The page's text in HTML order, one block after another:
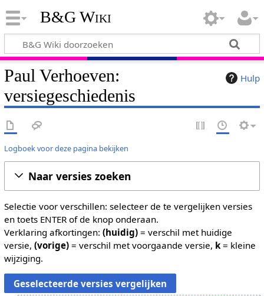
B&G Wiki
Hulp
Paul Verhoeven:
versiegeschiedenis
Logboek voor deze pagina bekijken
Naar versies zoeken
Selectie voor verschillen: selecteer de te vergelijken versies
en toets ENTER of de knop onderaan.
Verklaring afkortingen: (huidig)= verschil met huidige
versie, (vorige)= verschil met voorgaande versie, k= kleine
wijziging.